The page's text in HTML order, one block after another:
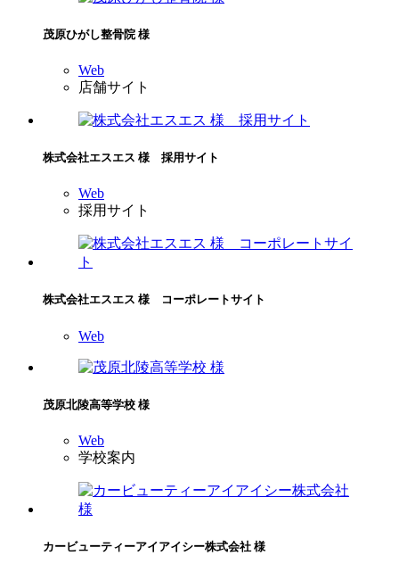
茂原ひがし整骨院 様
Web
店舗サイト
株式会社エスエス 様 採用サイト
Web
採用サイト
株式会社エスエス 様 コーポレートサイト
Web
茂原北陵高等学校 様
Web
学校案内
カービューティーアイアイシー株式会社 様